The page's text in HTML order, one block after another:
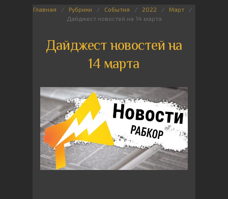
Главная Рубрики События 2022
Март
Дайджест новостей на 14 марта
Дайджест новостей на
14 марта